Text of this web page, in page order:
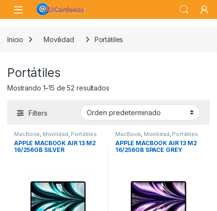
Skip to navigation
Skip to content
Open
Inicio Movilidad Portátiles
Portátiles
Mostrando 1–15 de 52 resultados
Filters
MacBook, Movilidad, Portátiles
APPLE MACBOOK AIR 13 M2
16/256GB SILVER
MacBook, Movilidad, Portátiles
APPLE MACBOOK AIR 13 M2
16/256GB SPACE GREY